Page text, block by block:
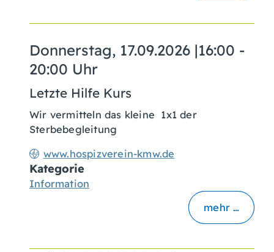
Donnerstag, 17.09.2026 |16:00 -
20:00 Uhr
Letzte Hilfe Kurs
www.hospizverein-kmw.de
Wir vermitteln das kleine 1x1 der
Sterbebegleitung
Kategorie
Information
mehr …